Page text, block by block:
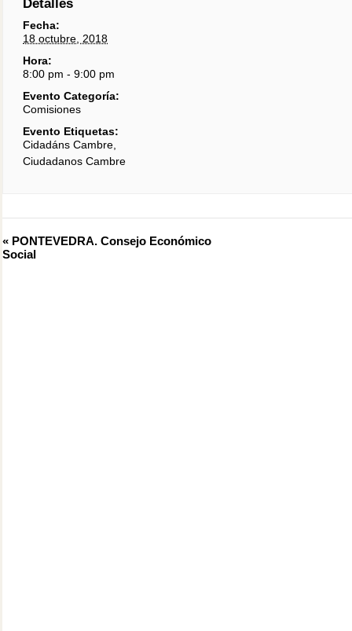
Detalles
Fecha:
18 octubre, 2018
Hora:
8:00 pm - 9:00 pm
Evento Categoría:
Comisiones
Evento Etiquetas:
Cidadáns Cambre
Ciudadanos Cambre
Evento
Navegación
«PONTEVEDRA. Consejo Económico
Social